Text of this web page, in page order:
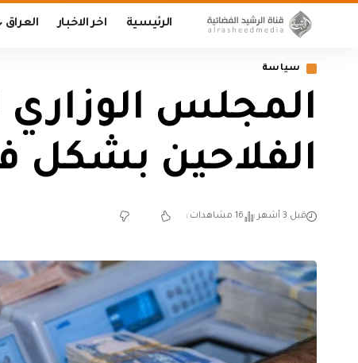
الرئيسية اخر الاخبار العراق
سياسة
المجلس
الفلاحين بشكل
قبل 3 أشهر 16 مشاهدات